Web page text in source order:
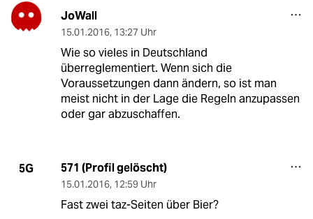
JoWall
15.01.2016, 13:27 Uhr
Wie so vieles in Deutschland
überreglementiert. Wenn sich die
Voraussetzungen dann ändern, so ist man
meist nicht in der Lage die Regeln anzupassen
oder gar abzuschaffen.
5G 571 (Profil gelöscht)
15.01.2016, 12:59 Uhr
Fast zwei taz-Seiten über Bier?